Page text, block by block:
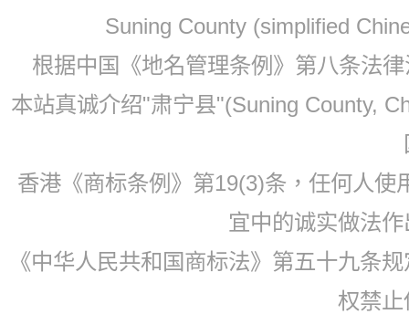
Suning County (simplified
根据中国《地名管理条例》第八条法
本站真诚介绍"肃宁县"(Suning County,
香港《商标条例》第19(3)条，任何人
宜中的诚实做法
《中华人民共和国商标法》第五十九条
权禁